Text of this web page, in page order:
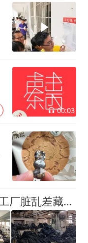
00:03
车间越乱利润越薄！服装工厂脏乱差藏着百万损失，90%老板都没察觉